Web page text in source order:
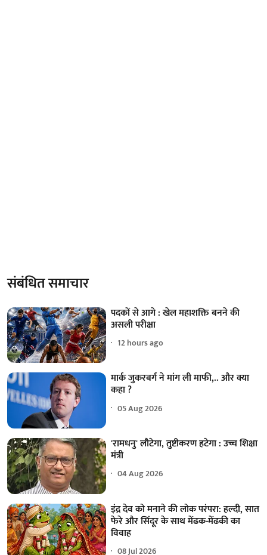
संबंधित समाचार
पदकों से आगे : खेल महाशक्ति बनने की
असली परीक्षा
12 hours ago
मार्क जुकरबर्ग ने मांग ली माफी,.. और क्या
कहा ?
05 Aug 2026
'रामधनु' लौटेगा, तुष्टीकरण हटेगा : उच्च शिक्षा
मंत्री
04 Aug 2026
इंद्र देव को मनाने की लोक परंपरा: हल्दी, सात
फेरे और सिंदूर के साथ मेंढक-मेंढकी का
विवाह
08 Jul 2026